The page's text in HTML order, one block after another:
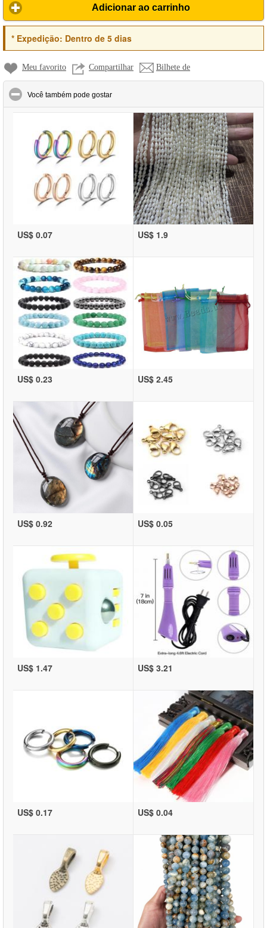
Adicionar ao carrinho
*Expedição: Dentro de 5 dias
Meu favorito Compartilhar Bilhete de
Você também pode gostar
US$ 0.07 US$ 1.9
US$ 0.23 US$ 2.45
US$ 0.92 US$ 0.05
US$ 1.47 US$ 3.21
US$ 0.17 US$ 0.04